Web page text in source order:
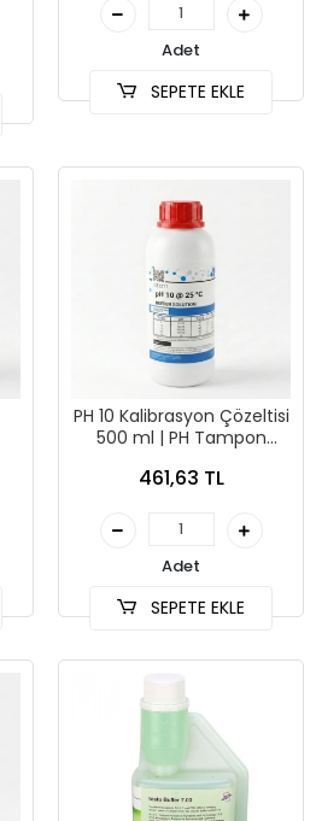
Adet
SEPETE EKLE
PH 10 Kalibrasyon Çözeltisi
500 ml | PH Tampon
461,63 TL
Adet
SEPETE EKLE